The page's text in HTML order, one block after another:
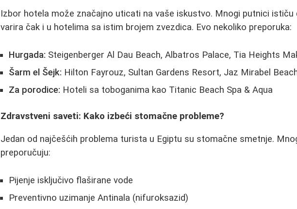
Izbor hotela može značajno uticati na vaše iskustvo. Mnogi putnici ističu
varira čak i u hotelima sa istim brojem zvezdica. Evo nekoliko preporuka:
Hurgada: Steigenberger Al Dau Beach, Albatros Palace, Tia Heights
Šarm el Šejk: Hilton Fayrouz, Sultan Gardens Resort, Jaz Mirabel
Za porodice: Hoteli sa toboganima kao Titanic Beach Spa & Aqua
Zdravstveni saveti: Kako izbeći stomačne probleme?
Jedan od najčešćih problema turista u Egiptu su stomačne smetnje.
preporučuju:
Pijenje isključivo flaširane vode
Preventivno uzimanje Antinala (nifuroksazid)